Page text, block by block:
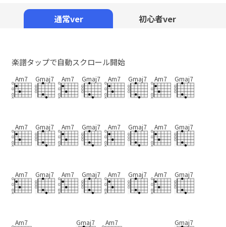
通常ver 初心者ver
楽譜タップで自動スクロール開始
Am7 Gmaj7 Am7 Gmaj7 Am7 Gmaj7 Am7 Gmaj7
Am7 Gmaj7 Am7 Gmaj7 Am7 Gmaj7 Am7 Gmaj7
Am7 Gmaj7 Am7 Gmaj7 Am7 Gmaj7 Am7 Gmaj7
Am7 Gmaj7 Am7 Gmaj7